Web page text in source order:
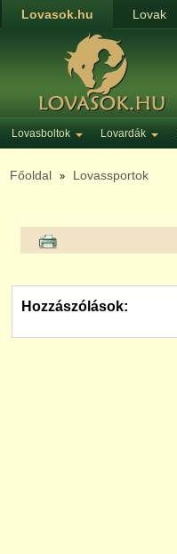
Lovasok.hu Lovak
Lovasboltok Lovardák
Főoldal » Lovassportok
Hozzászólások: